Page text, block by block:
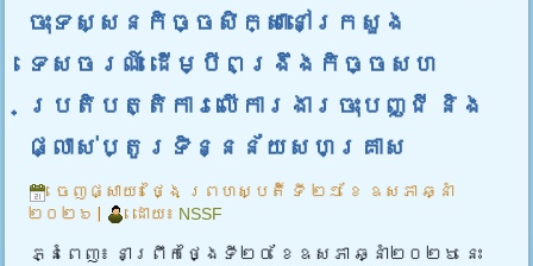
ចុះទស្សនកិច្ចសិក្សានៅក្រសួង
ទេសចរណ៍ ដើម្បីពង្រឹងកិច្ចសហ
ប្រតិបត្តិការលើការងារចុះបញ្ជី និង
ផ្លាស់ប្តូរទិន្នន័យសហគ្រាស
ចេញផ្សាយ៖ ថ្ងៃ ព្រហស្បតិ៍ ទី ២១ ខែ ឧសភា ឆ្នាំ
២០២៦
ដោយ៖ NSSF
ភ្នំពេញ៖ នាព្រឹកថ្ងៃទី២០ ខែឧសភា ឆ្នាំ២០២៦ នេះ